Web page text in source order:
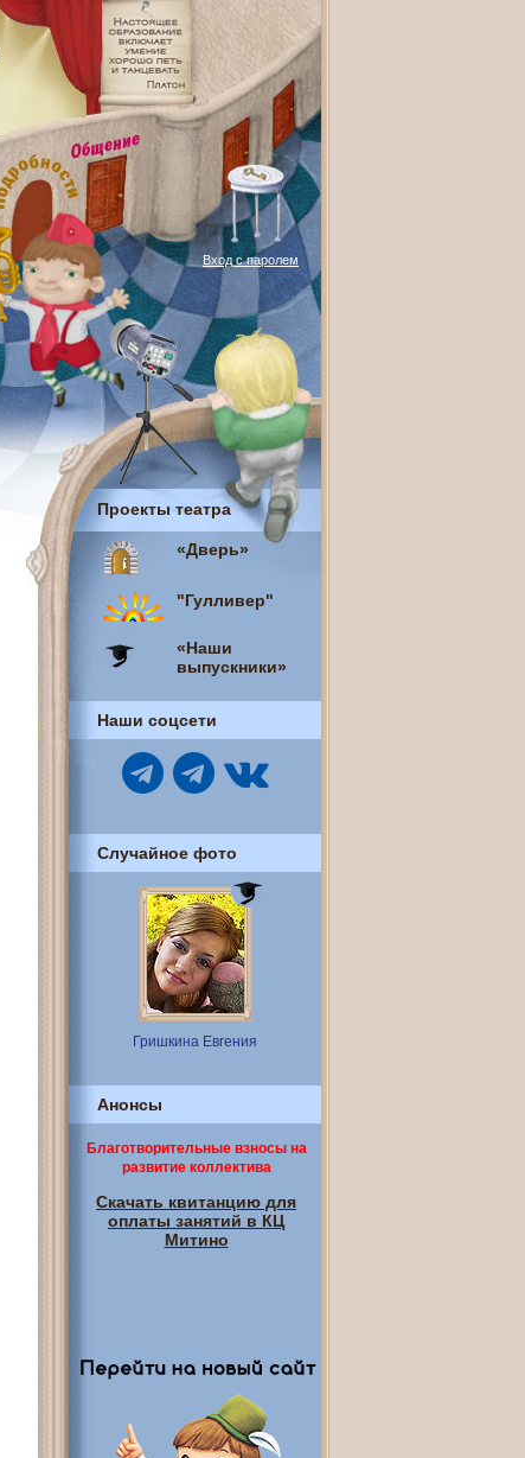
Вход с паролем
Проекты театра
«Дверь»
"Гулливер"
«Наши
выпускники»
Наши соцсети
Случайное фото
Гришкина Евгения
Анонсы
Благотворительные взносы на
развитие коллектива
Скачать квитанцию для
оплаты занятий в КЦ
Митино